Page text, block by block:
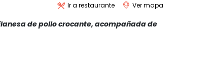
Ir a restaurante Ver mapa
de pollo crocante, acompañada de